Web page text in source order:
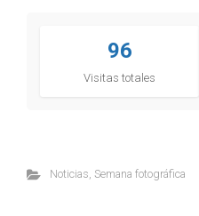
96
Visitas totales
Noticias, Semana fotográfica